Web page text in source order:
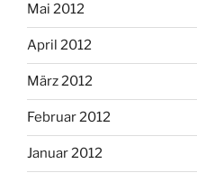
Mai 2012
April 2012
März 2012
Februar 2012
Januar 2012